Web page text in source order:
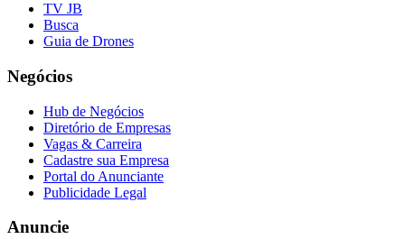
TV JB
Busca
Guia de Drones
Negócios
Hub de Negócios
Diretório de Empresas
Vagas & Carreira
Cadastre sua Empresa
Portal do Anunciante
Publicidade Legal
Anuncie